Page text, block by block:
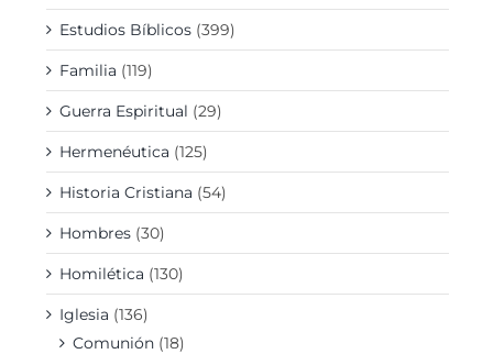
Estudios Bíblicos (399)
Familia (119)
Guerra Espiritual (29)
Hermenéutica (125)
Historia Cristiana (54)
Hombres (30)
Homilética (130)
Iglesia (136)
Comunión (18)